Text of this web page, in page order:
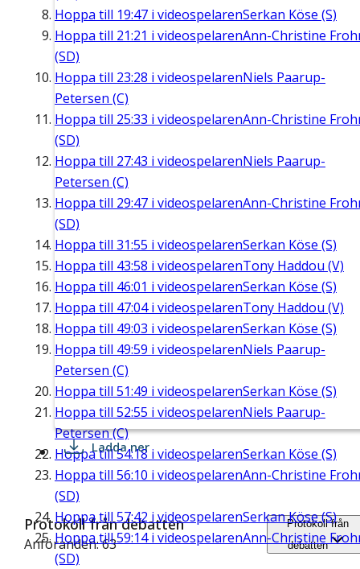
Hoppa till 19:47 i videospelarenSerkan Köse (S)
Hoppa till 21:21 i videospelarenAnn-Christine
(SD)
Hoppa till 23:28 i videospelarenNiels Paarup-
Petersen (C)
Hoppa till 25:33 i videospelarenAnn-Christine
(SD)
Hoppa till 27:43 i videospelarenNiels Paarup-
Petersen (C)
Hoppa till 29:47 i videospelarenAnn-Christine
(SD)
Hoppa till 31:55 i videospelarenSerkan Köse (S)
Hoppa till 43:58 i videospelarenTony Haddou (V)
Hoppa till 46:01 i videospelarenSerkan Köse (S)
Hoppa till 47:04i videospelarenTony Haddou (V)
Hoppa till 49:03 i videospelarenSerkan Köse (S)
Hoppa till 49:59 i videospelarenNiels Paarup-
Petersen (C)
Hoppa till 51:49 i videospelarenSerkan Köse (S)
Hoppa till 52:55 i videospelarenNiels Paarup-
Petersen (C)
Hoppa till54:18 i videospelarenSerkan Köse (S)
Hoppa till 56:10 i videospelarenAnn-Christine
(SD)
Hoppa till 57:42 i videospelarenSerkan Köse (S)
Hoppa till59:14i videospelarenAnn-Christine
(SD)
Ladda ner
Protokoll från debatten
Anföranden: 63
Protokoll från
debatten